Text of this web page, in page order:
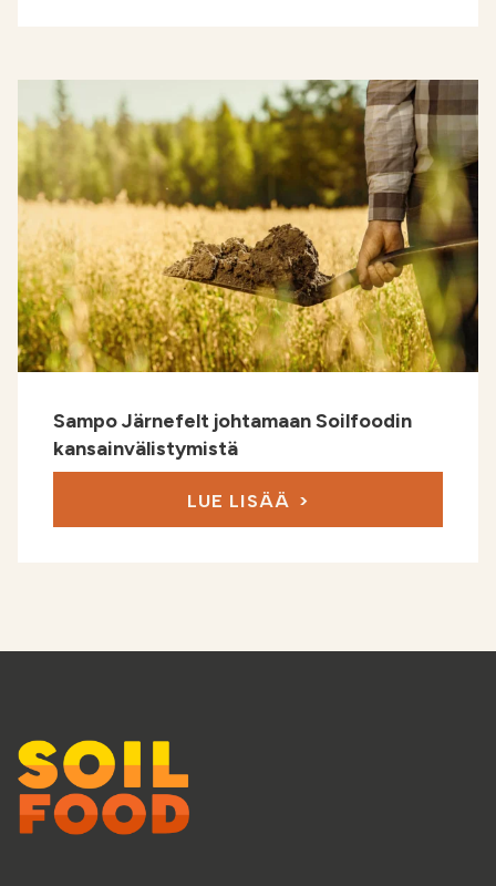
Sampo Järnefelt johtamaan Soilfoodin
kansainvälistymistä
LUE LISÄÄ